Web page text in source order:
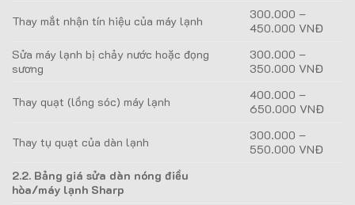
Thay mắt nhận tín hiệu của máy lạnh
300.000 –
450.000 VNĐ
Sửa máy lạnh bị chảy nước hoặc đọng
sương
300.000 –
350.000 VNĐ
Thay quạt (lồng sóc) máy lạnh
400.000 –
650.000 VNĐ
Thay tụ quạt của dàn lạnh
300.000 –
550.000 VNĐ
2.2. Bảng giá sửa dàn nóng điều
hòa/máy lạnh Sharp